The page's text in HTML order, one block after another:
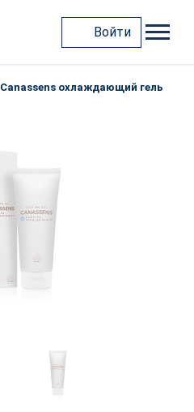
Войти
Canassens охлаждающий гель